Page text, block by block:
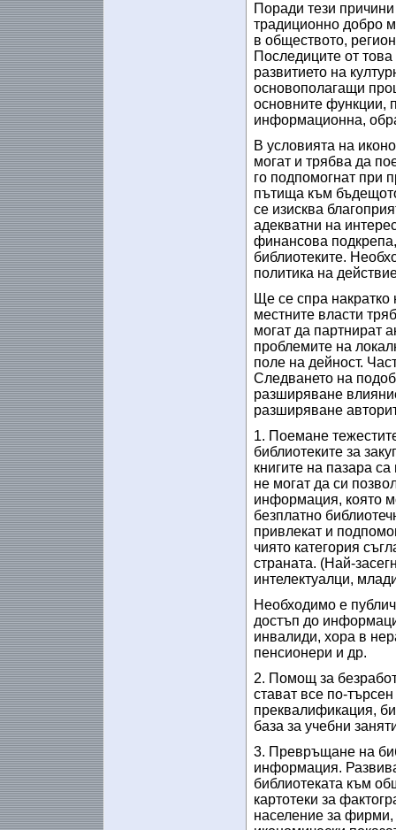
Поради тези
традиционно добро
в обществото,
Последиците от
развитието на
основополагащи
основните функции,
информационна,
В условията на
могат и трябва да
го подпомогнат при
пътища към
се изисква
адекватни на
финансова
библиотеките.
политика на
Ще се спра накратко
местните власти
могат да партнират
проблемите на
поле на дейност.
Следването на
разширяване
разширяване
1. Поемане
библиотеките за
книгите на пазара
не могат да си
информация, която
безплатно
привлекат и
чиято категория
страната. (Най-
интелектуалци,
Необходимо е
достъп до
инвалиди, хора в
пенсионери и др.
2. Помощ за
стават все по-
преквалификация,
база за учебни
3. Превръщане на
информация.
библиотеката към
картотеки за
население за фирми,